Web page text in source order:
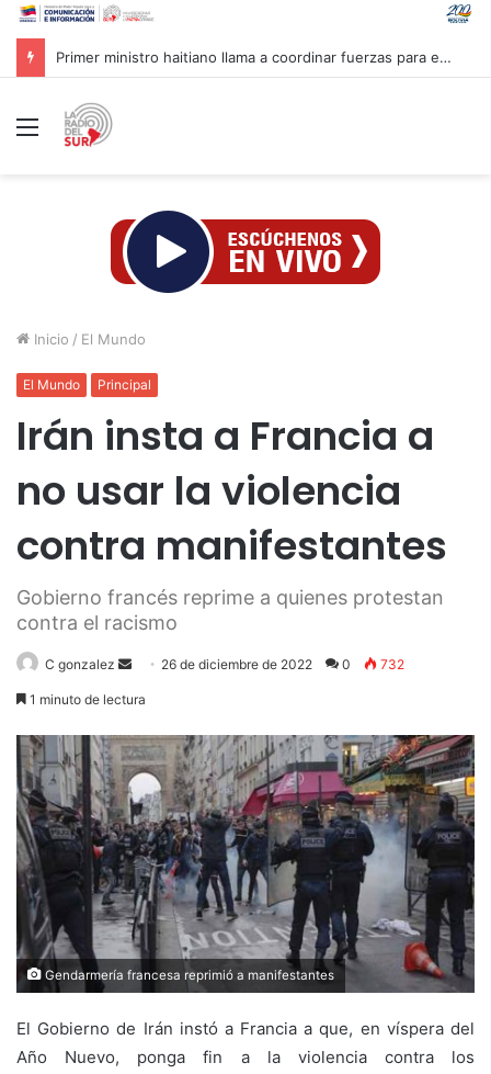
Primer ministro haitiano llama a coordinar fuerzas para enfrentar pandillas
Menú
Inicio / El Mundo
El Mundo Principal
Irán insta a Francia a
no usar la violencia
contra manifestantes
Gobierno francés reprime a quienes protestan
contra el racismo
C gonzalez
Send 26 de diciembre de 2022 0 732
1 minuto de lectura
Gendarmería francesa reprimió a manifestantes
El Gobierno de Irán instó a Francia a que, en víspera del
Año Nuevo, ponga fin a la violencia contra los